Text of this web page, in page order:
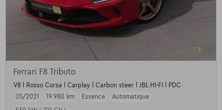
Ferrari F8 Tributo
V8 l Rosso Corsa l Carplay l Carbon steer l JBL HI-FI l PDC
05/2021
19.980 km Essence
Automatique